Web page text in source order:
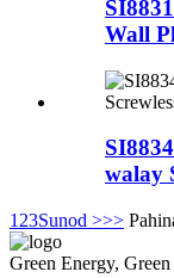
Wall
walay
1 23Sunod >>>
Green Energy,